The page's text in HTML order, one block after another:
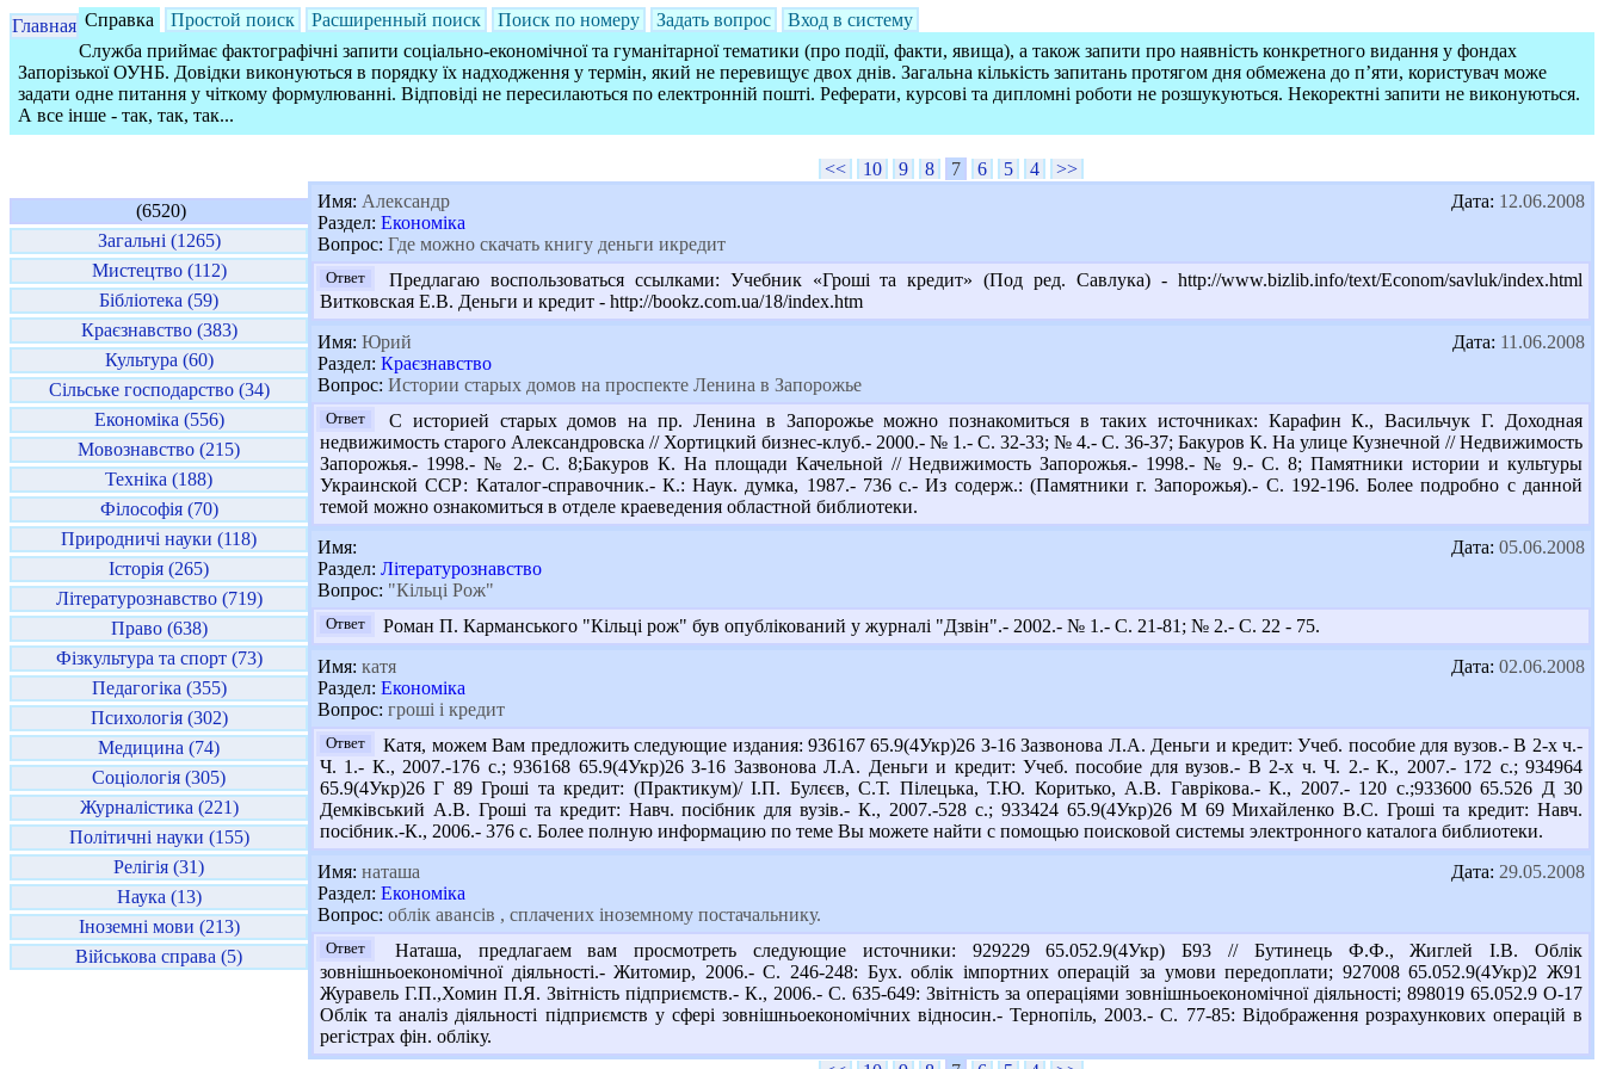
Главная Справка Простой поиск Расширенный поиск Поиск по номеру Задать вопрос
Вход в систему
Служба приймає фактографічні запити соціально-економічної та гуманітарної тематики (про події, факти, явища), а також запити про наявність конкретного видання у фондах
Запорізької ОУНБ. Довідки виконуються в порядку їх надходження у термін, який не перевищує двох днів. Загальна кількість запитань протягом дня обмежена до п’яти, користувач може
задати одне питання у чіткому формулюванні. Відповіді не пересилаються по електронній пошті. Реферати, курсові та дипломні роботи не розшукуються. Некоректні запити не виконуються.
А все інше - так, так, так...
(6520)
Загальні (1265)
Мистецтво (112)
Бібліотека (59)
Краєзнавство (383)
Культура (60)
Сільське господарство (34)
Економіка (556)
Мовознавство (215)
Техніка (188)
Філософія (70)
Природничі науки (118)
Історія (265)
Літературознавство (719)
Право (638)
Фізкультура та спорт (73)
Педагогіка (355)
Психологія (302)
Медицина (74)
Соціологія (305)
Журналістика (221)
Політичні науки (155)
Релігія (31)
Наука (13)
Іноземні мови (213)
Військова справа (5)
<< 10 9 8 7 6 5 4
>>
Дата: 12.06.2008
Имя: Александр
Раздел: Економіка
Вопрос: Где можно скачать книгу деньги икредит
Ответ
Предлагаю воспользоваться ссылками: Учебник «Гроші та кредит» (Под ред. Савлука) - http://www.bizlib.info/text/Econom/savluk/index.html
Витковская Е.В. Деньги и кредит - http://bookz.com.ua/18/index.htm
Дата: 11.06.2008
Имя: Юрий
Раздел: Краєзнавство
Вопрос: Истории старых домов на проспекте Ленина в Запорожье
Ответ
С историей старых домов на пр. Ленина в Запорожье можно познакомиться в таких источниках: Карафин К., Васильчук Г. Доходная
недвижимость старого Александровска // Хортицкий бизнес-клуб.- 2000.- № 1.- С. 32-33; № 4.- С. 36-37; Бакуров К. На улице Кузнечной // Недвижимость
Запорожья.- 1998.- № 2.- С. 8;Бакуров К. На площади Качельной // Недвижимость Запорожья.- 1998.- № 9.- С. 8; Памятники истории и культуры
Украинской ССР: Каталог-справочник.- К.: Наук. думка, 1987.- 736 с.- Из содерж.: (Памятники г. Запорожья).- С. 192-196. Более подробно с данной
темой можно ознакомиться в отделе краеведения областной библиотеки.
Дата: 05.06.2008
Имя:
Раздел: Літературознавство
Вопрос: "Кільці Рож"
Ответ
Роман П. Карманського "Кільці рож" був опублікований у журналі "Дзвін".- 2002.- № 1.- С. 21-81; № 2.- С. 22 - 75.
Дата: 02.06.2008
Имя: катя
Раздел: Економіка
Вопрос: гроші і кредит
Ответ
Катя, можем Вам предложить следующие издания: 936167 65.9(4Укр)26 З-16 Зазвонова Л.А. Деньги и кредит: Учеб. пособие для вузов.- В 2-х ч.-
Ч. 1.- К., 2007.-176 с.; 936168 65.9(4Укр)26 З-16 Зазвонова Л.А. Деньги и кредит: Учеб. пособие для вузов.- В 2-х ч. Ч. 2.- К., 2007.- 172 с.; 934964
65.9(4Укр)26 Г 89 Гроші та кредит: (Практикум)/ І.П. Булєєв, С.Т. Пілецька, Т.Ю. Коритько, А.В. Гаврікова.- К., 2007.- 120 с.;933600 65.526 Д 30
Демківський А.В. Гроші та кредит: Навч. посібник для вузів.- К., 2007.-528 с.; 933424 65.9(4Укр)26 М 69 Михайленко В.С. Гроші та кредит: Навч.
посібник.-К., 2006.- 376 с. Более полную информацию по теме Вы можете найти с помощью поисковой системы электронного каталога библиотеки.
Дата: 29.05.2008
Имя: наташа
Раздел: Економіка
Вопрос: облік авансів , сплачених іноземному постачальнику.
Ответ
Наташа, предлагаем вам просмотреть следующие источники: 929229 65.052.9(4Укр) Б93 // Бутинець Ф.Ф., Жиглей І.В. Облік
зовнішньоекономічної діяльності.- Житомир, 2006.- С. 246-248: Бух. облік імпортних операцій за умови передоплати; 927008 65.052.9(4Укр)2 Ж91
Журавель Г.П.,Хомин П.Я. Звітність підприємств.- К., 2006.- С. 635-649: Звітність за операціями зовнішньоекономічної діяльності; 898019 65.052.9 О-17
Облік та аналіз діяльності підприємств у сфері зовнішньоекономічних відносин.- Тернопіль, 2003.- С. 77-85: Відображення розрахункових операцій в
регістрах фін. обліку.